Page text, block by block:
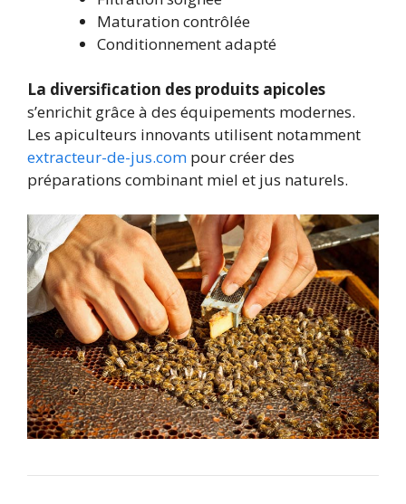
Maturation contrôlée
Conditionnement adapté
La diversification des produits apicoles
s’enrichit grâce à des équipements modernes.
Les apiculteurs innovants utilisent notamment
extracteur-de-jus.com pour créer des
préparations combinant miel et jus naturels.